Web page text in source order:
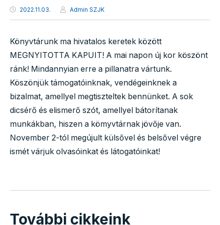
2022.11.03. Admin SZJK
Könyvtárunk ma hivatalos keretek között
MEGNYITOTTA KAPUIT! A mai napon új kor köszönt
ránk! Mindannyian erre a pillanatra vártunk.
Köszönjük támogatóinknak, vendégeinknek a
bizalmat, amellyel megtiszteltek bennünket. A sok
dicsérő és elismerő szót, amellyel bátorítanak
munkákban, hiszen a kömyvtárnak jövője van.
November 2-tól megújult külsővel és belsővel végre
ismét várjuk olvasóinkat és látogatóinkat!
További cikkeink